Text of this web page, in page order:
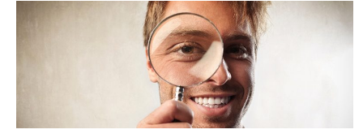
SERVIDORES VPS WINDOWS
PAGINAS WEB PARA NEGOCIOS